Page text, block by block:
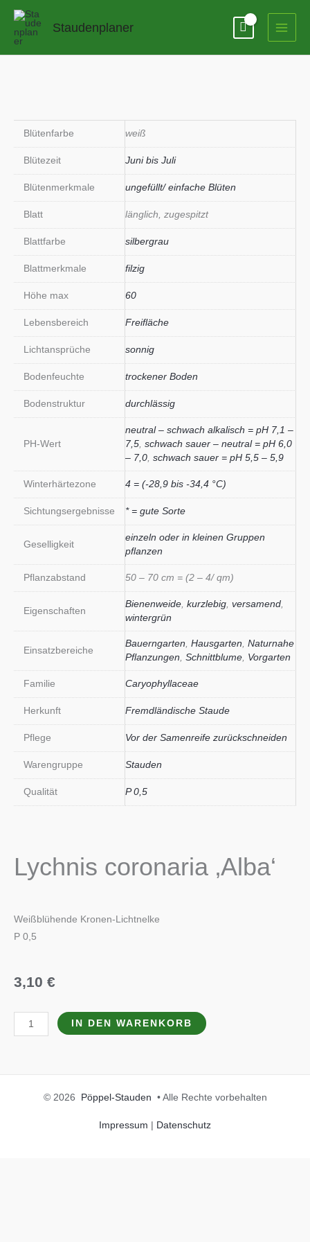
Zum
springen
Staudenplaner
Blütenfarbe weiß
Blütezeit Juni bis Juli
Blütenmerkmale ungefüllt/ einfache Blüten
Blatt länglich, zugespitzt
Blattfarbe silbergrau
Blattmerkmale filzig
Höhe max 60
Lebensbereich Freifläche
Lichtansprüche sonnig
Bodenfeuchte trockener Boden
Bodenstruktur durchlässig
PH-Wert
neutral – schwach alkalisch = pH 7,1 –
7,5 schwach sauer – neutral = pH 6,0
– 7,0 schwach sauer = pH 5,5 – 5,9
Winterhärtezone 4 = (-28,9 bis -34,4 °C)
Sichtungsergebnisse * = gute Sorte
Geselligkeit
einzeln oder in kleinen Gruppen
pflanzen
Pflanzabstand 50 – 70 cm = (2 – 4/ qm)
Eigenschaften
Bienenweide kurzlebig versamend
wintergrün
Einsatzbereiche
Bauerngarten Hausgarten Naturnahe
Pflanzungen Schnittblume Vorgarten
Familie Caryophyllaceae
Herkunft Fremdländische Staude
Pflege Vor der Samenreife zurückschneiden
Warengruppe Stauden
Qualität P 0,5
Lychnis coronaria ‚Alba‘
Weißblühende Kronen-Lichtnelke
P 0,5
3,10 €
Lychnis
coronaria
IN DEN WARENKORB
© 2026 Pöppel-Stauden • Alle Rechte vorbehalten
Impressum | Datenschutz